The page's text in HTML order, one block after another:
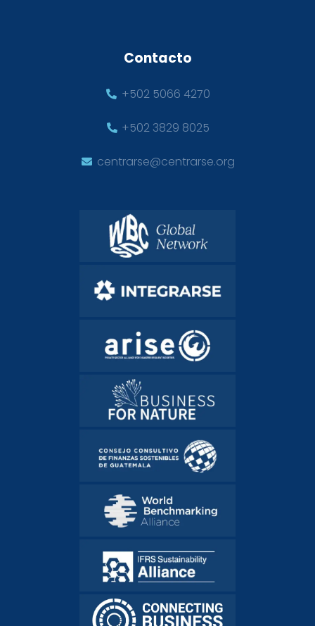
Contacto
+502 5066 4270
+502 3829 8025
centrarse@centrarse.org